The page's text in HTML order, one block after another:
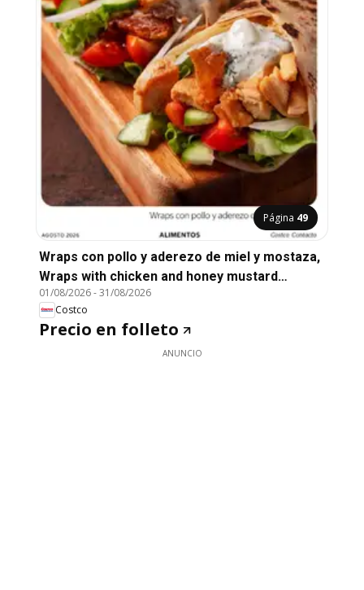
Página 49
Wraps con pollo y aderezo de miel y mostaza,
Wraps with chicken and honey mustard
dressing
01/08/2026-31/08/2026
Costco
Precio en folleto
ANUNCIO